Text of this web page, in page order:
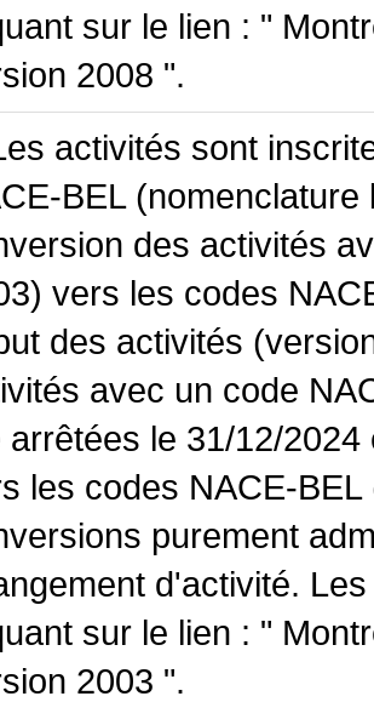
sur le lien : "
2008 ".
activités sont
BEL
des activités
vers les codes
des activités
avec un code
arrêtées le 31/12/
les codes NACE-
purement
d'activité.
sur le lien : "
2003 ".